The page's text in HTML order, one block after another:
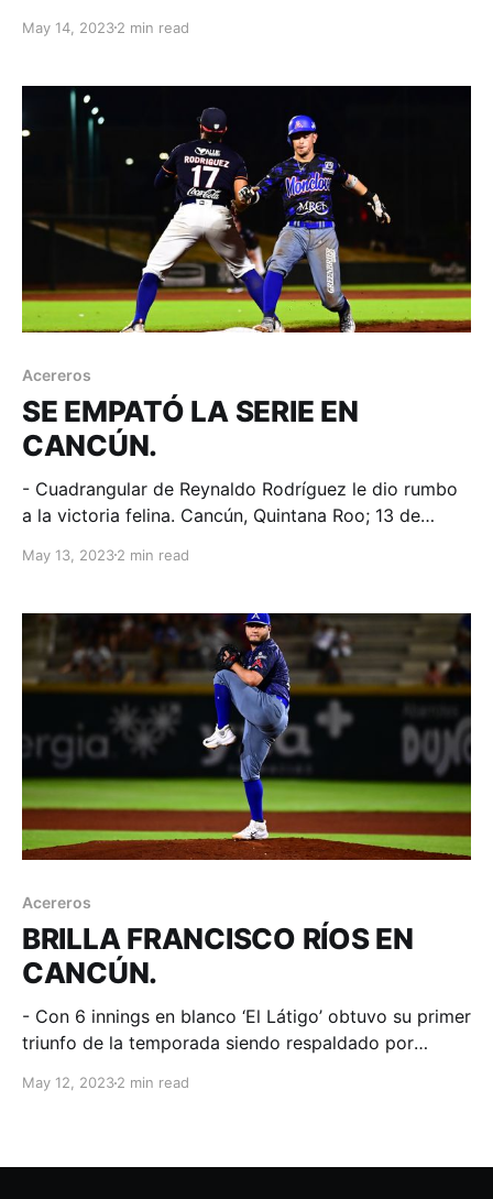
Quintana Roo; 14 de mayo de 2023. Acereros-
llegó cero a cero a la quinta baja donde
May 14, 20232 min read
Acereros
SE EMPATÓ LA SERIE EN
CANCÚN.
- Cuadrangular de Reynaldo Rodríguez le dio rumbo
a la victoria felina. Cancún, Quintana Roo; 13 de
choque empatado a 2 carreras jugándose la cuarta
Alejandro Robles recibió pasaporte y Sebastián
Lizárraga conecta de hit,
May 13, 20232 min read
Acereros
BRILLA FRANCISCO RÍOS EN
CANCÚN.
- Con 6 innings en blanco ‘El Látigo’ obtuvo su primer
triunfo de la temporada siendo respaldado por
mayo de 2023. Acereros-Comunicación. Juego de
May 12, 20232 min read